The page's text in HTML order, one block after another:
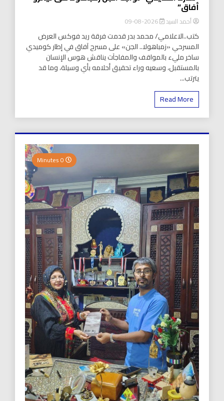
أفاق”
أحمد السيد 2026-08-09
كتب..الاعلامي/ محمد بدر قدمت فرقة ريد فوكس العرض
المسرحي «زمباهولا.. الجن» على مسرح آفاق في إطار كوميدي
ساخر مليء بالمواقف والمفاجآت يناقش هوس الإنسان
بالمستقبل، وسعيه وراء تحقيق أحلامه بأي وسيلة، وما قد
يترتب...
Read More